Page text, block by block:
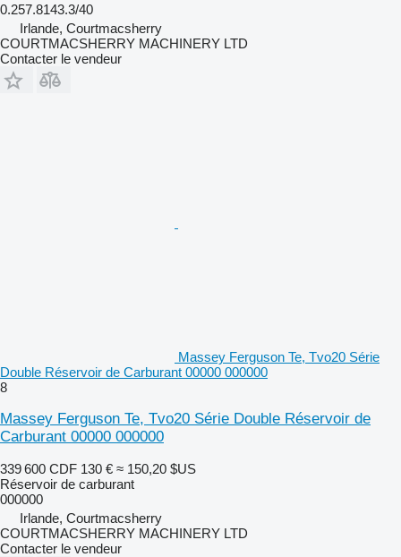
0.257.8143.3/40
Irlande, Courtmacsherry
COURTMACSHERRY MACHINERY LTD
Contacter le vendeur
Massey Ferguson Te, Tvo20 Série
Double Réservoir de Carburant 00000 000000
8
Massey Ferguson Te, Tvo20 Série Double Réservoir de
Carburant 00000 000000
339 600 CDF 130 € ≈ 150,20 $US
Réservoir de carburant
000000
Irlande, Courtmacsherry
COURTMACSHERRY MACHINERY LTD
Contacter le vendeur